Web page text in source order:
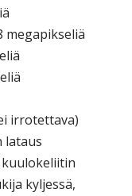
megapikseliä
irrotettava)
lataus
kuulokeliitin
kyljessä,